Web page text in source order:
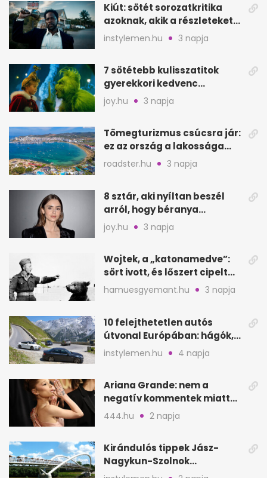
Kiút: sötét sorozatkritika
azoknak, akik a részleteket
keresik
instylemen.hu 3 napja
7 sötétebb kulisszatitok
gyerekkori kedvenc
filmjeinkről a Joy szerint
joy.hu 3 napja
Tömegturizmus csúcsra jár:
ez az ország a lakossága
kétszeresét fogadja
roadster.hu 3 napja
8 sztár, aki nyíltan beszél
arról, hogy béranya
segítette a családalapítást
joy.hu 3 napja
Wojtek, a „katonamedve”:
sört ivott, és lőszert cipelt
Monte Cassinónál
hamuesgyemant.hu 3 napja
10 felejthetetlen autós
útvonal Európában: hágók,
partok, fjordok
instylemen.hu 4 napja
Ariana Grande: nem a
negatív kommentek miatt
vonul vissza
444.hu 2 napja
Kirándulós tippek Jász-
Nagykun-Szolnok
megyében: 6 kihagyhatatlan